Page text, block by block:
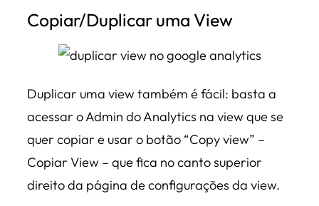
Copiar/Duplicar uma View
Duplicar uma view também é fácil: basta a
acessar o Admin do Analytics na view que se
quer copiar e usar o botão “Copy view” –
Copiar View – que fica no canto superior
direito da página de configurações da view.